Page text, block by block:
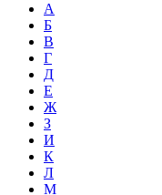
А
Б
В
Г
Д
Е
Ж
З
И
К
Л
М